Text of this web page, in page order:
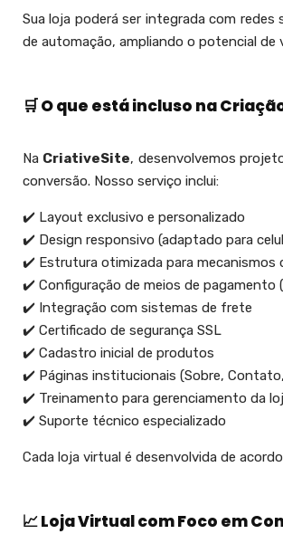
Sua loja poderá ser integrada com
de automação, ampliando o potencial de
🛒 O que está incluso na
Na CriativeSite, desenvolvemos
conversão. Nosso serviço inclui:
✔️ Layout exclusivo e personalizado
✔️ Design responsivo (adaptado para
✔️ Estrutura otimizada para mecanismos
✔️ Configuração de meios de pagamento
✔️ Integração com sistemas de frete
✔️ Certificado de segurança SSL
✔️ Cadastro inicial de produtos
✔️ Páginas institucionais (Sobre,
✔️ Treinamento para gerenciamento da
✔️ Suporte técnico especializado
Cada loja virtual é desenvolvida de
📈 Loja Virtual com Foco em